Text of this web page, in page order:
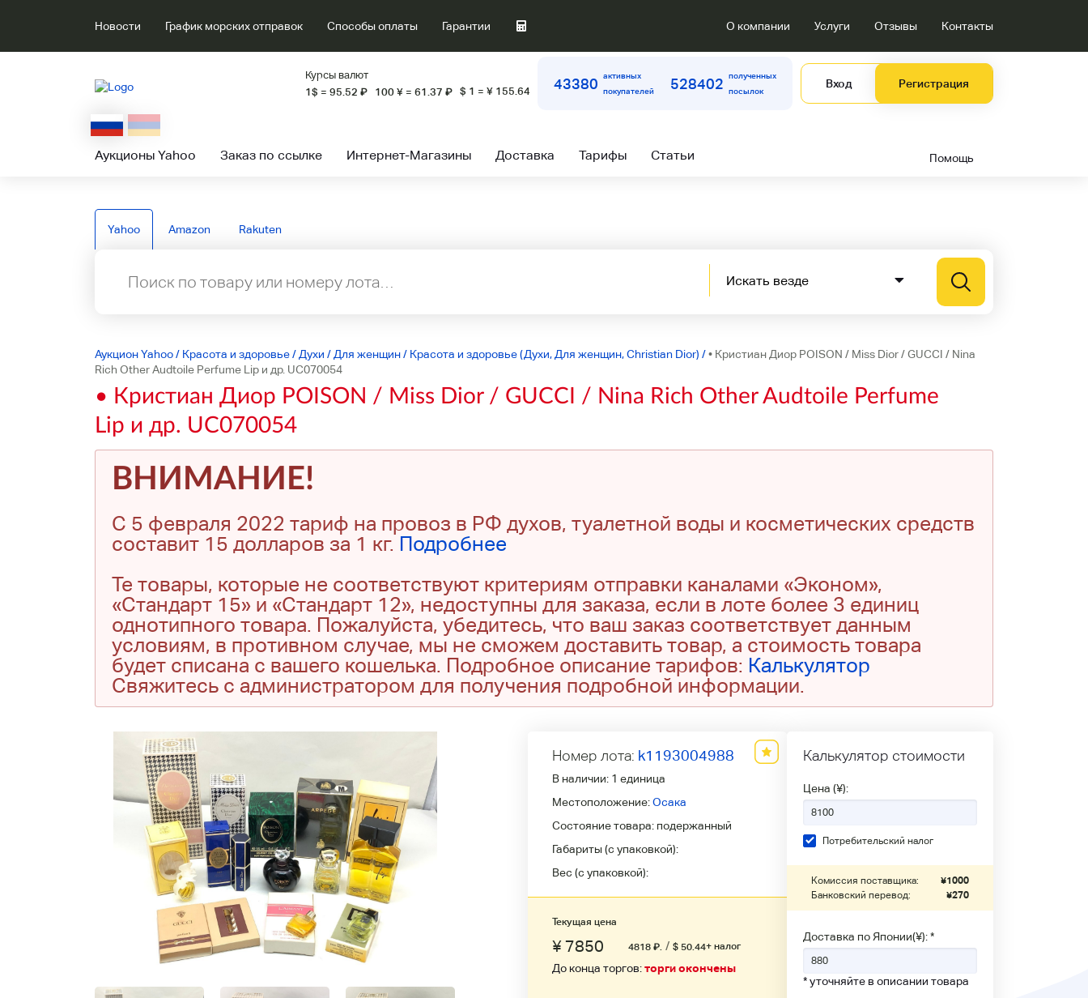
Новости График морских отправок Способы оплаты Гарантии О компании Услуги Отзывы Контакты
Курсы валют
1$ = 95.52 ₽ 100 ¥ = 61.37 ₽ $ 1 = ¥ 155.64 43380
активных
покупателей
528402
полученных
посылок
Вход Регистрация
Аукционы Yahoo Заказ по ссылке Интернет-Магазины Доставка Тарифы Статьи Помощь
Yahoo Amazon Rakuten
Аукцион Yahoo/ Красота и здоровье/ Духи / Для женщин/ Красота и здоровье (Духи, Для женщин, Christian Dior) /• Кристиан Диор POISON / Miss Dior / GUCCI / Nina
Rich Other Audtoile Perfume Lip и др. UC070054
• Кристиан Диор POISON / Miss Dior / GUCCI / Nina Rich Other Audtoile Perfume
Lip и др. UC070054
ВНИМАНИЕ!
С 5 февраля 2022 тариф на провоз в РФ духов, туалетной воды и косметических средств
составит 15 долларов за 1 кг. Подробнее
Те товары, которые не соответствуют критериям отправки каналами «Эконом»,
«Стандарт 15» и «Стандарт 12», недоступны для заказа, если в лоте более 3 единиц
однотипного товара. Пожалуйста, убедитесь, что ваш заказ соответствует данным
условиям, в противном случае, мы не сможем доставить товар, а стоимость товара
будет списана с вашего кошелька. Подробное описание тарифов: Калькулятор
Свяжитесь с администратором для получения подробной информации.
Номер лота: k1193004988
В наличии: 1 единица
Местоположение:Осака
Состояние товара: подержанный
Габариты (с упаковкой):
Вес (с упаковкой):
Текущая цена
¥ 7850 4818 ₽. / $ 50.44+ налог
До конца торгов:торги окончены
Калькулятор стоимости
Цена (¥):
Потребительский налог
Комиссия поставщика: ¥1000
Банковский перевод:
¥270
Доставка по Японии(¥): *
* уточняйте в описании товара